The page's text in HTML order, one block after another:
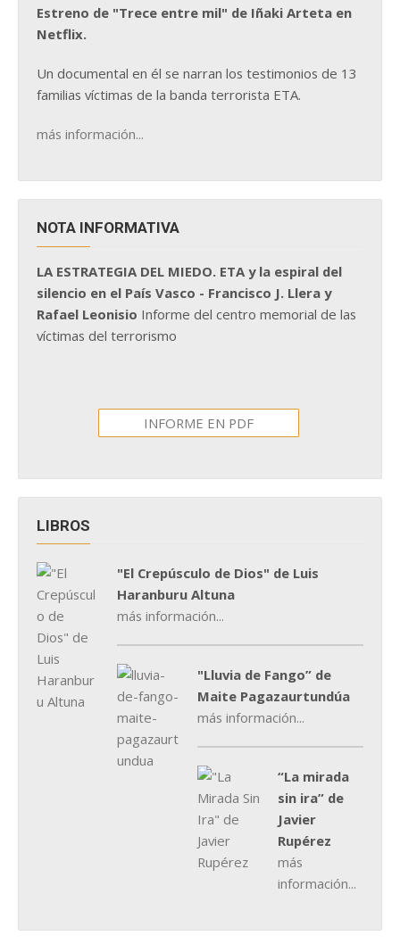
Estreno de "Trece entre mil" de Iñaki Arteta en
Netflix.
Un documental en él se narran los testimonios de 13
familias víctimas de la banda terrorista ETA.
más información...
NOTA INFORMATIVA
LA ESTRATEGIA DEL MIEDO. ETA y la espiral del
silencio en el País Vasco - Francisco J. Llera y
Rafael Leonisio Informe del centro memorial de las
víctimas del terrorismo
INFORME EN PDF
LIBROS
"El Crepúsculo de Dios" de Luis
Haranburu Altuna
más información...
"Lluvia de Fango” de
Maite Pagazaurtundúa
más información...
“La mirada
sin ira” de
Javier
Rupérez
más
información...